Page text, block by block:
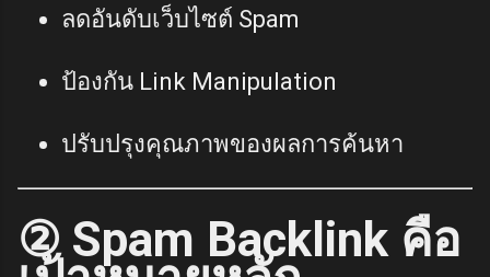
ลดอันดับเว็บไซต์ Spam
ป้องกัน Link Manipulation
ปรับปรุงคุณภาพของผลการค้นหา
② Spam Backlink คือ